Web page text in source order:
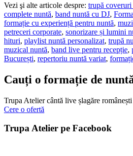
Vezi şi alte articole despre: trupă
complete nuntă, band nuntă cu DJ,
formație cu experiență pentru nuntă,
petreceri corporate, sonorizare și lumini
hituri, playlist nuntă personalizat, trupă
muzical nuntă, band live pentru recepție,
București, repertoriu nuntă variat,
Cauți o formație de
Trupa Atelier cântă live șlagăre
Cere o ofertă
Trupa Atelier pe Facebook